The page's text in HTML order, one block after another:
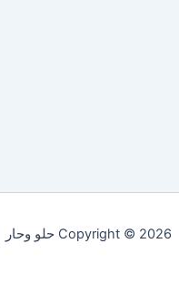
Copyright © 2026 حلو وحار | Powered by